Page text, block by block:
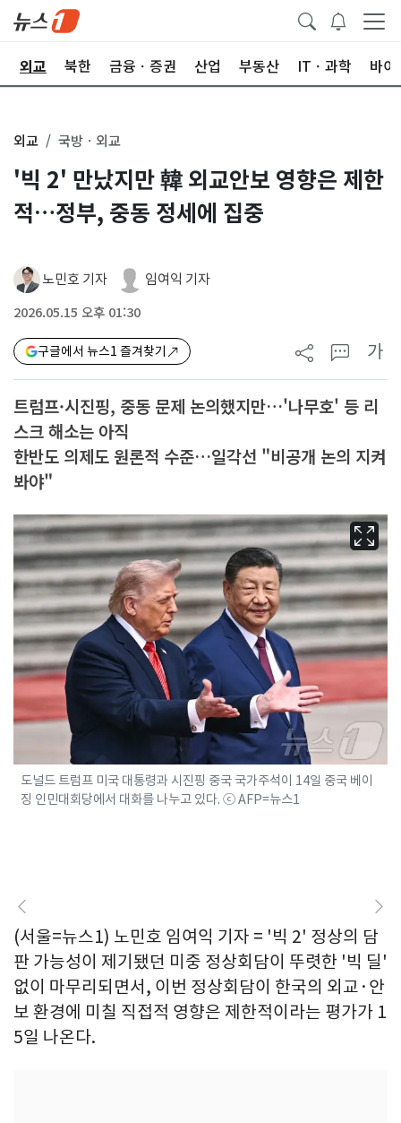
외교 북한 금융ㆍ증권 산업 부동산 ITㆍ과학 바이
외교 국방ㆍ외교
'빅 2' 만났지만 韓 외교안보 영향은 제한
적…정부, 중동 정세에 집중
노민호 기자 임여익 기자
2026.05.15 오후 01:30
구글에서 뉴스1 즐겨찾기 가
트럼프·시진핑, 중동 문제 논의했지만…'나무호' 등 리
스크 해소는 아직
한반도 의제도 원론적 수준…일각선 "비공개 논의 지켜
봐야"
도널드 트럼프 미국 대통령과 시진핑 중국 국가주석이 14일 중국 베이
징 인민대회당에서 대화를 나누고 있다. ⓒ AFP=뉴스1
(서울=뉴스1) 노민호 임여익 기자 = '빅 2' 정상의 담
판 가능성이 제기됐던 미중 정상회담이 뚜렷한 '빅 딜'
없이 마무리되면서, 이번 정상회담이 한국의 외교·안
보 환경에 미칠 직접적 영향은 제한적이라는 평가가 1
5일 나온다.